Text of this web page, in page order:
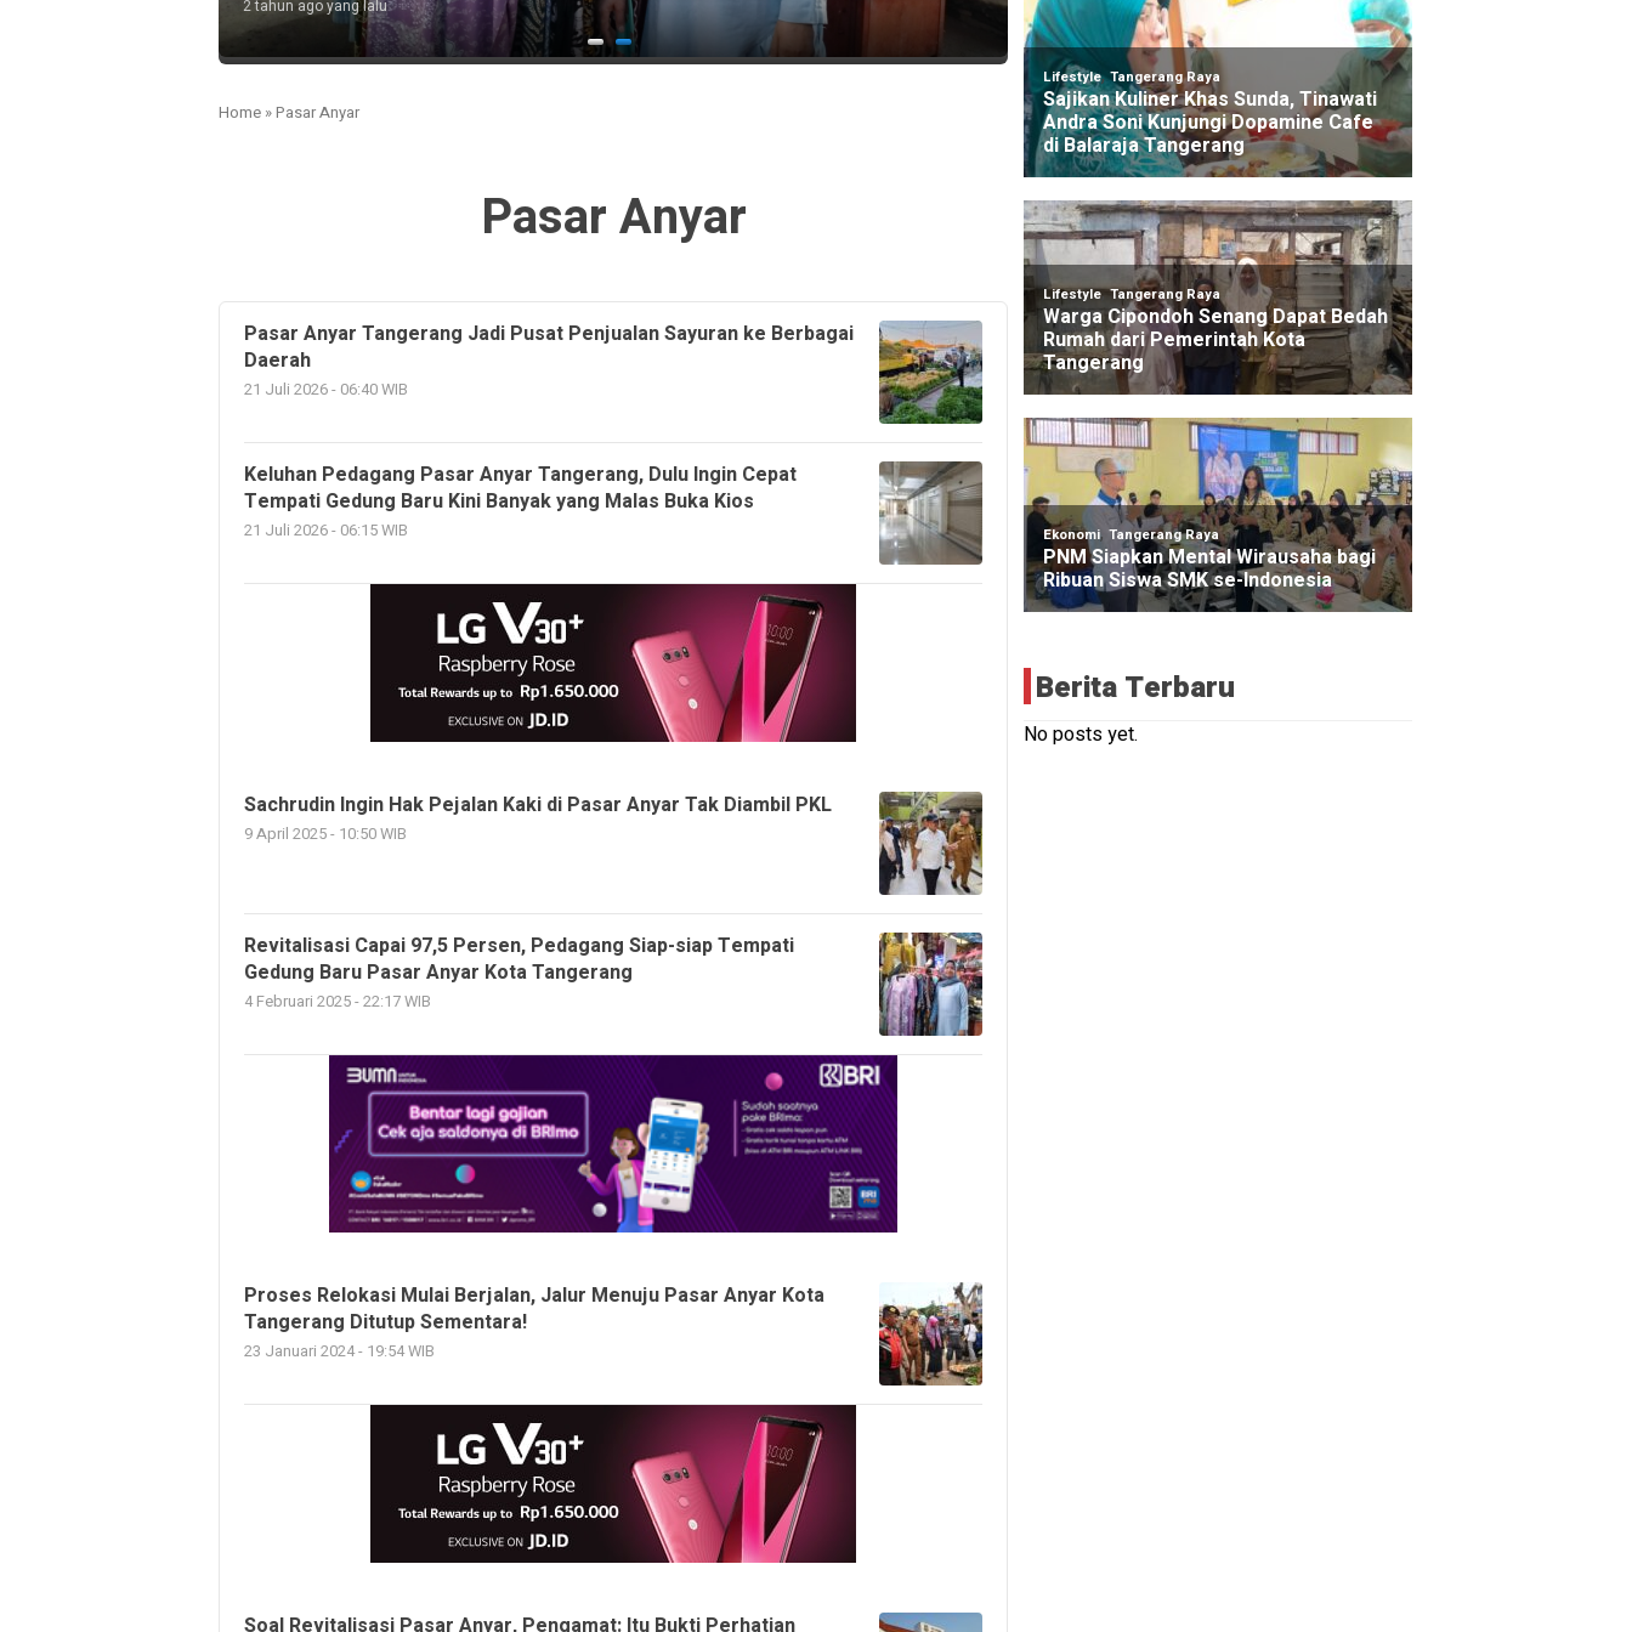
yang lalu
yang lalu
2 tahun ago yang lalu
lalu
lalu
2 minggu ago yang lalu
Home »Pasar Anyar
Pasar Anyar
Pasar Anyar Tangerang Jadi Pusat Penjualan Sayuran ke Berbagai
Daerah
21 Juli 2026 - 06:40 WIB
Keluhan Pedagang Pasar Anyar Tangerang, Dulu Ingin Cepat
Tempati Gedung Baru Kini Banyak yang Malas Buka Kios
21 Juli 2026 - 06:15 WIB
Sachrudin Ingin Hak Pejalan Kaki di Pasar Anyar Tak Diambil PKL
9 April 2025 - 10:50 WIB
Revitalisasi Capai 97,5 Persen, Pedagang Siap-siap Tempati
Gedung Baru Pasar Anyar Kota Tangerang
4 Februari 2025 - 22:17 WIB
Proses Relokasi Mulai Berjalan, Jalur Menuju Pasar Anyar Kota
Tangerang Ditutup Sementara!
23 Januari 2024 - 19:54 WIB
Berita Terbaru
No posts yet.